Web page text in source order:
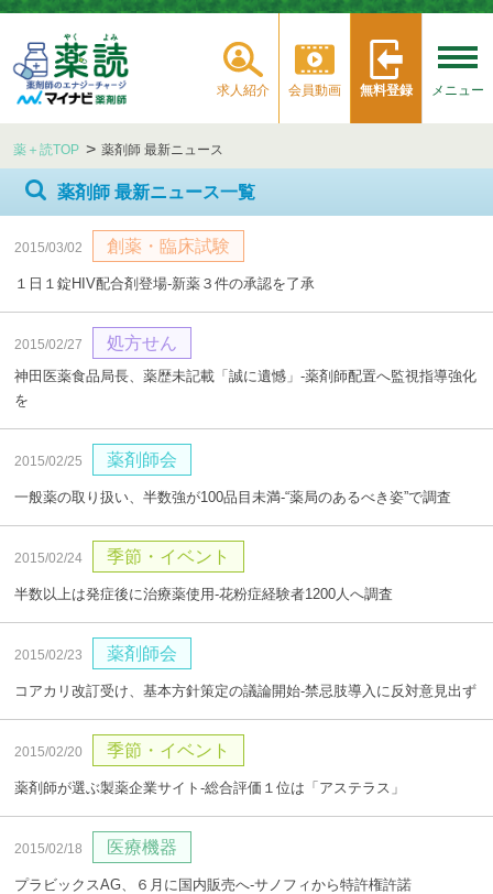
求人紹介 会員動画 無料登録 メニュー
薬＋読TOP 薬剤師 最新ニュース
薬剤師 最新ニュース一覧
2015/03/02 創薬・臨床試験
１日１錠HIV配合剤登場‐新薬３件の承認を了承
2015/02/27 処方せん
神田医薬食品局長、薬歴未記載「誠に遺憾」‐薬剤師配置へ監視指導強化
を
2015/02/25 薬剤師会
一般薬の取り扱い、半数強が100品目未満‐“薬局のあるべき姿”で調査
2015/02/24 季節・イベント
半数以上は発症後に治療薬使用‐花粉症経験者1200人へ調査
2015/02/23 薬剤師会
コアカリ改訂受け、基本方針策定の議論開始‐禁忌肢導入に反対意見出ず
2015/02/20 季節・イベント
薬剤師が選ぶ製薬企業サイト‐総合評価１位は「アステラス」
2015/02/18 医療機器
プラビックスAG、６月に国内販売へ‐サノフィから特許権許諾